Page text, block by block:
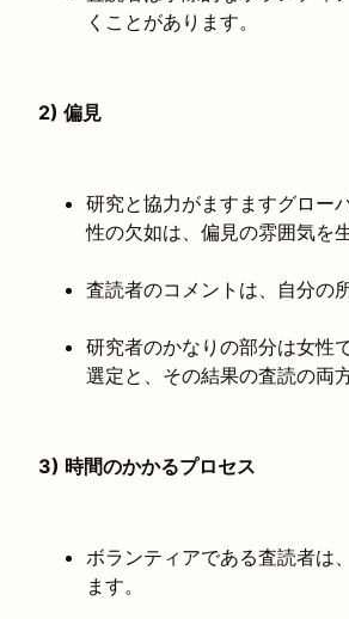
くことがあります。
2) 偏見
研究と協力がますますグロー
性の欠如は、偏見の雰囲気を
査読者のコメントは、自分の
研究者のかなりの部分は女性
選定と、その結果の査読の両
3) 時間のかかるプロセス
ボランティアである査読者は
ます。